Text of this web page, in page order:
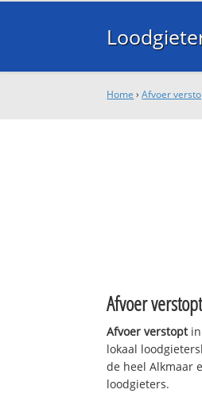
Home ›Afvoer
Afvoer verstopt
Afvoer verstoptin
lokaal
de heel Alkmaar
loodgieters.